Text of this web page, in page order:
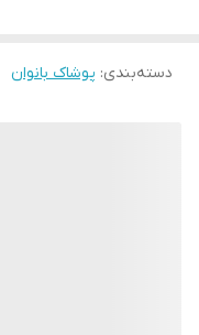
دسته‌بندی: پوشاک بانوان